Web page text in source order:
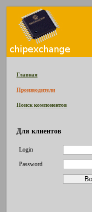
Главная
Производители
Поиск компонентов
Для клиентов
Login
Password